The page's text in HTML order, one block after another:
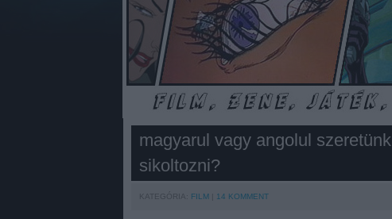
magyarul vagy angolul szeretünk
sikoltozni?
KATEGÓRIA: FILM 14 KOMMENT